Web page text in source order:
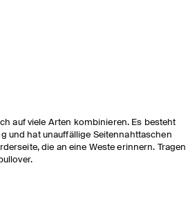
auf viele Arten kombinieren. Es besteht
und hat unauffällige Seitennahttaschen
die an eine Weste erinnern. Tragen